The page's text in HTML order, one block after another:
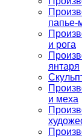
и рога
янтаря
и меха